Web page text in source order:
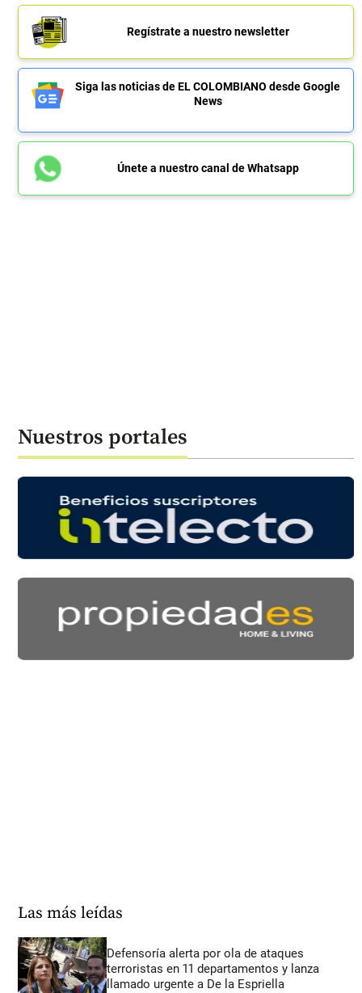
Regístrate a nuestro newsletter
Siga las noticias de EL COLOMBIANO desde Google
News
Únete a nuestro canal de Whatsapp
Nuestros portales
Las más leídas
Defensoría alerta por ola de ataques
terroristas en 11 departamentos y lanza
llamado urgente a De la Espriella